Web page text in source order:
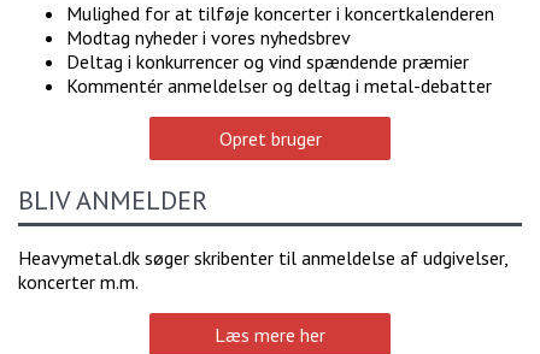
Mulighed for at tilføje koncerter i koncertkalenderen
Modtag nyheder i vores nyhedsbrev
Deltag i konkurrencer og vind spændende præmier
Kommentér anmeldelser og deltag i metal-debatter
Opret bruger
BLIV ANMELDER
Heavymetal.dk søger skribenter til anmeldelse af udgivelser,
koncerter m.m.
Læs mere her